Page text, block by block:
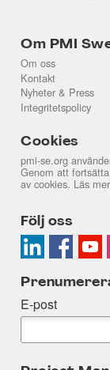
Om PMI
Om oss
Kontakt
Nyheter & Press
Integritetspolicy
Cookies
pmi-se.org
Genom att
av cookies. Läs
Följ oss
E-post